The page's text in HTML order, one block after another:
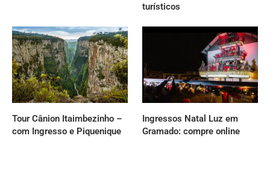
turísticos
Tour Cânion Itaimbezinho –
com Ingresso e Piquenique
Ingressos Natal Luz em
Gramado: compre online